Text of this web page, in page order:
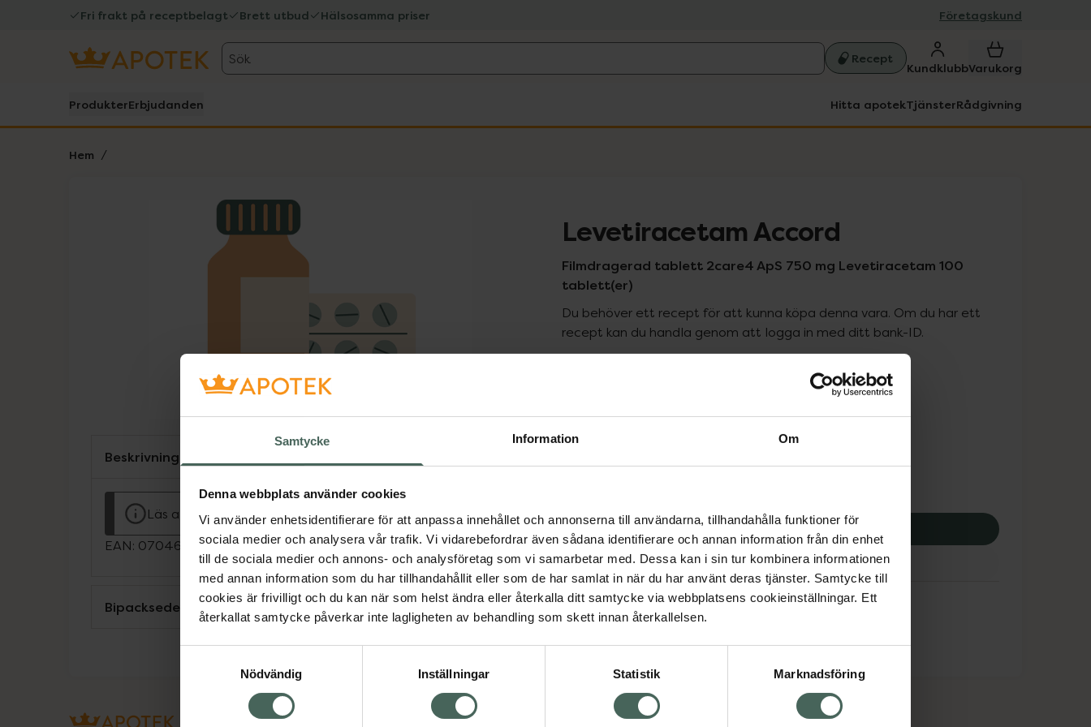
Samtycke Information Om
Denna webbplats använder cookies
Vi använder enhetsidentifierare för att anpassa innehållet och annonserna till användarna, tillhandahålla funktioner för
sociala medier och analysera vår trafik. Vi vidarebefordrar även sådana identifierare och annan information från din enhet
till de sociala medier och annons- och analysföretag som vi samarbetar med. Dessa kan i sin tur kombinera informationen
med annan information som du har tillhandahållit eller som de har samlat in när du har använt deras tjänster. Samtycke till
cookies är frivilligt och du kan när som helst ändra eller återkalla ditt samtycke via webbplatsens cookieinställningar. Ett
återkallat samtycke påverkar inte lagligheten av behandling som skett innan återkallelsen.
Nödvändig
Inställningar Statistik Marknadsföring
Fri frakt på receptbelagt Brett utbud Hälsosamma priser Företagskund
Sök Recept
KundklubbVarukorg
ProdukterErbjudanden Hitta apotekTjänsterRådgivning
Hem
Lista: . Innehåller 1 objekt. Levetiracetam Accord
Filmdragerad tablett 2care4 ApS 750 mg Levetiracetam 100
tablett(er)
Du behöver ett recept för att kunna köpa denna vara. Om du har ett
recept kan du handla genom att logga in med ditt bank-ID.
Pris med recept
991,15 kr
Köp via ditt recept
Aktuella erbjudanden
Beskrivning
Läs alltid bipacksedeln innan användning.
EAN: 07046261917704
Bipacksedel från FASS Visa
Om recept och läkemedel